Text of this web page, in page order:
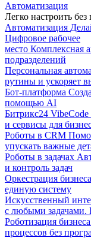
Автоматизация
Легко настроить
Автоматизация
Цифровое рабочее
место Комплексная
подразделений
Персональная
рутины и ускоряет
Бот-платформа
помощью AI
Битрикс24 VibeCode
и сервисы для
Роботы в CRM
упускать важные
Роботы в задачах
и контроль задач
Оркестрация бизнеса
единую систему
Искусственный
с любыми задачами.
Роботизация бизнеса
процессов без